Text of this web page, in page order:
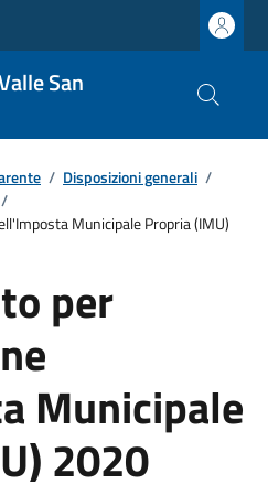
San
/ Disposizioni generali /
/
Municipale Propria (IMU)
per
Municipale
2020